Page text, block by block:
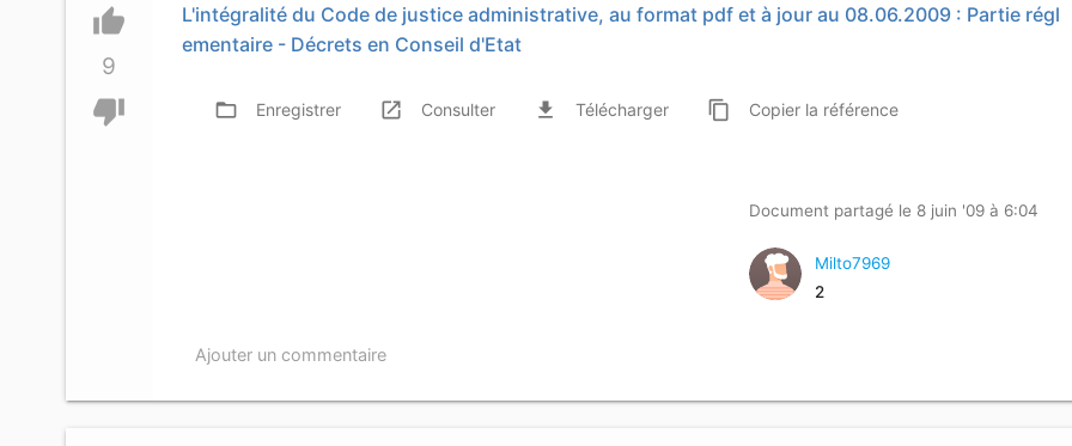
thumb_up
9
thumb_down
L'intégralité du Code de justice administrative, au format pdf et à jour au 08.06.2009 : Partie régl
ementaire - Décrets en Conseil d'Etat
folder_open Enregistrer launch Consulter file_download Télécharger content_copy Copierla référence
Document partagé le 8 juin '09 à 6:04
Milto7969
2
Ajouter un commentaire